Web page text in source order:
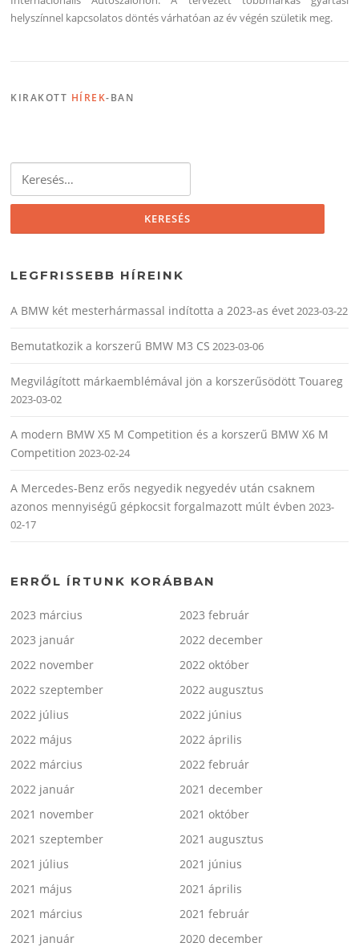
helyszínnel kapcsolatos döntés várhatóan az év végén születik meg.
KIRAKOTT HÍREK-BAN
LEGFRISSEBB HÍREINK
A BMW két mesterhármassal indította a 2023-as évet2023-03-22
Bemutatkozik a korszerű BMW M3 CS 2023-03-06
Megvilágított márkaemblémával jön a korszerűsödött Touareg
2023-03-02
A modern BMW X5 M Competition és a korszerű BMW X6 M
Competition 2023-02-24
A Mercedes-Benz erős negyedik negyedév után csaknem
azonos mennyiségű gépkocsit forgalmazott múlt évben 2023-
02-17
ERRŐL ÍRTUNK KORÁBBAN
2023 március
2023 február
2023 január
2022 december
2022 november
2022 október
2022 szeptember
2022 augusztus
2022 július
2022 június
2022 május
2022 április
2022 március
2022 február
2022 január
2021 december
2021 november
2021 október
2021 szeptember
2021 augusztus
2021 július
2021 június
2021 május
2021 április
2021 március
2021 február
2021 január
2020 december